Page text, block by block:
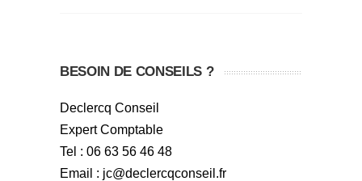
BESOIN DE CONSEILS ?
Declercq Conseil
Expert Comptable
Tel : 06 63 56 46 48
Email : jc@declercqconseil.fr